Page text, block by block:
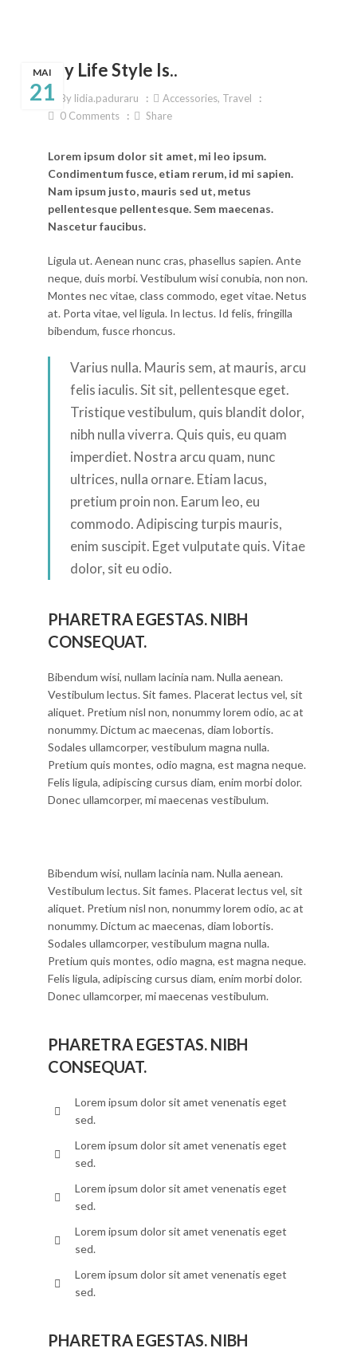
21
MAIMy Life Style Is..
By lidia.paduraru Accessories, Travel
0Comments Share
Lorem ipsum dolor sit amet, mi leo ipsum.
Condimentum fusce, etiam rerum, id mi sapien.
Nam ipsum justo, mauris sed ut, metus
pellentesque pellentesque. Sem maecenas.
Nascetur faucibus.
Ligula ut. Aenean nunc cras, phasellus sapien. Ante
neque, duis morbi. Vestibulum wisi conubia, non non.
Montes nec vitae, class commodo, eget vitae. Netus
at. Porta vitae, vel ligula. In lectus. Id felis, fringilla
bibendum, fusce rhoncus.
Varius nulla. Mauris sem, at mauris, arcu
felis iaculis. Sit sit, pellentesque eget.
Tristique vestibulum, quis blandit dolor,
nibh nulla viverra. Quis quis, eu quam
imperdiet. Nostra arcu quam, nunc
ultrices, nulla ornare. Etiam lacus,
pretium proin non. Earum leo, eu
commodo. Adipiscing turpis mauris,
enim suscipit. Eget vulputate quis. Vitae
dolor, sit eu odio.
PHARETRA EGESTAS. NIBH
CONSEQUAT.
Bibendum wisi, nullam lacinia nam. Nulla aenean.
Vestibulum lectus. Sit fames. Placerat lectus vel, sit
aliquet. Pretium nisl non, nonummy lorem odio, ac at
nonummy. Dictum ac maecenas, diam lobortis.
Sodales ullamcorper, vestibulum magna nulla.
Pretium quis montes, odio magna, est magna neque.
Felis ligula, adipiscing cursus diam, enim morbi dolor.
Donec ullamcorper, mi maecenas vestibulum.
Bibendum wisi, nullam lacinia nam. Nulla aenean.
Vestibulum lectus. Sit fames. Placerat lectus vel, sit
aliquet. Pretium nisl non, nonummy lorem odio, ac at
nonummy. Dictum ac maecenas, diam lobortis.
Sodales ullamcorper, vestibulum magna nulla.
Pretium quis montes, odio magna, est magna neque.
Felis ligula, adipiscing cursus diam, enim morbi dolor.
Donec ullamcorper, mi maecenas vestibulum.
PHARETRA EGESTAS. NIBH
CONSEQUAT.
Lorem ipsum dolor sit amet venenatis eget
sed.
Lorem ipsum dolor sit amet venenatis eget
sed.
Lorem ipsum dolor sit amet venenatis eget
sed.
Lorem ipsum dolor sit amet venenatis eget
sed.
Lorem ipsum dolor sit amet venenatis eget
sed.
PHARETRA EGESTAS. NIBH